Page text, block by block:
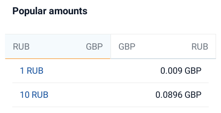
Popular amounts
RUB GBP GBP RUB
1 RUB 0.009 GBP
10 RUB 0.0896 GBP